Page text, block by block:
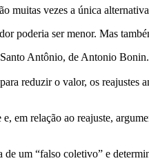
muitas vezes a única
poderia ser menor. Mas
Antônio, de Antonio
reduzir o valor, os
em relação ao reajuste,
um “falso coletivo” e